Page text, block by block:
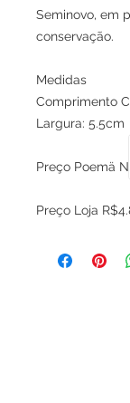
Seminovo, em
conservação.
Medidas
Comprimento
Largura: 5.5cm
Preço Poemä
Preço Loja